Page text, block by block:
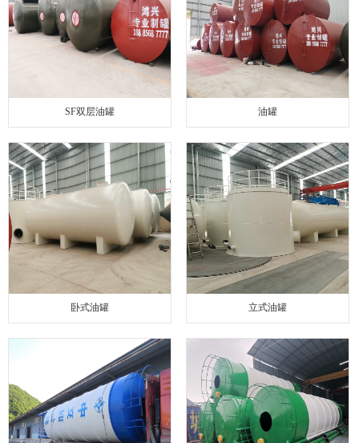
SF双层油罐 油罐
卧式油罐 立式油罐